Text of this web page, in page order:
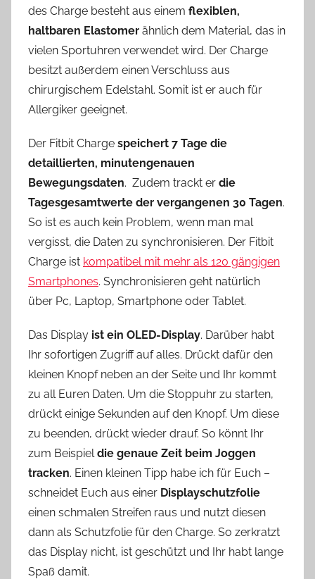
des Charge besteht aus einem flexiblen,
haltbaren Elastomer ähnlich dem Material, das in
vielen Sportuhren verwendet wird. Der Charge
besitzt außerdem einen Verschluss aus
chirurgischem Edelstahl. Somit ist er auch für
Allergiker geeignet.
Der Fitbit Charge speichert 7 Tage die
detaillierten, minutengenauen
Bewegungsdaten. Zudem trackt er die
Tagesgesamtwerte der vergangenen 30 Tagen.
So ist es auch kein Problem, wenn man mal
vergisst, die Daten zu synchronisieren. Der Fitbit
Charge ist kompatibel mit mehr als 120 gängigen
Smartphones. Synchronisieren geht natürlich
über Pc, Laptop, Smartphone oder Tablet.
Das Display ist ein OLED-Display. Darüber habt
Ihr sofortigen Zugriff auf alles. Drückt dafür den
kleinen Knopf neben an der Seite und Ihr kommt
zu all Euren Daten. Um die Stoppuhr zu starten,
drückt einige Sekunden auf den Knopf. Um diese
zu beenden, drückt wieder drauf. So könnt Ihr
zum Beispiel die genaue Zeit beim Joggen
tracken. Einen kleinen Tipp habe ich für Euch –
schneidet Euch aus einer Displayschutzfolie
einen schmalen Streifen raus und nutzt diesen
dann als Schutzfolie für den Charge. So zerkratzt
das Display nicht, ist geschützt und Ihr habt lange
Spaß damit.